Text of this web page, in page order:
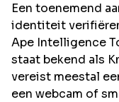
Een toenemend
identiteit
Ape Intelligence
staat bekend als
vereist meestal
een webcam of